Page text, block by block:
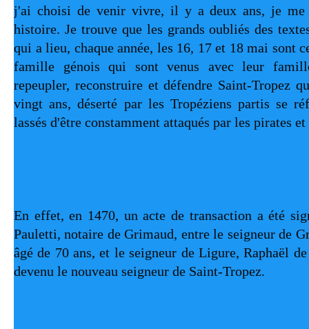
j'ai choisi de venir vivre, il y a deux ans, je me
histoire. Je trouve que les grands oubliés des
qui a lieu, chaque année, les 16, 17 et 18 mai sont
famille génois qui sont venus avec leur
repeupler, reconstruire et défendre Saint-Tropez
vingt ans, déserté par les Tropéziens partis se
lassés d'être constamment attaqués par les pirates et
En effet, en 1470, un acte de transaction a été
Pauletti, notaire de Grimaud, entre le seigneur de
âgé de 70 ans, et le seigneur de Ligure, Raphaël
devenu le nouveau seigneur de Saint-Tropez.